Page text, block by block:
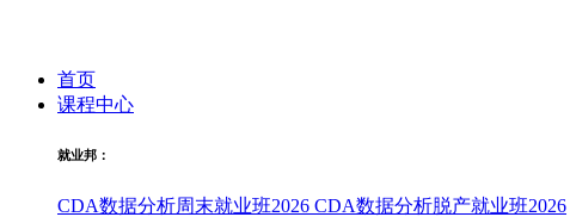
首页
课程中心
就业邦：
CDA数据分析周末就业班2026 CDA数据分析脱产就业班2026